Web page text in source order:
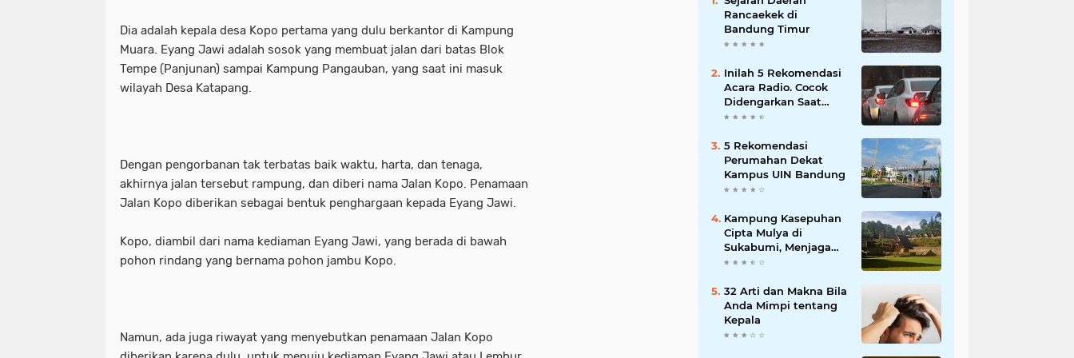
Dia adalah kepala desa Kopo pertama yang dulu berkantor di Kampung
Muara. Eyang Jawi adalah sosok yang membuat jalan dari batas Blok
Tempe (Panjunan) sampai Kampung Pangauban, yang saat ini masuk
wilayah Desa Katapang.
Dengan pengorbanan tak terbatas baik waktu, harta, dan tenaga,
akhirnya jalan tersebut rampung, dan diberi nama Jalan Kopo. Penamaan
Jalan Kopo diberikan sebagai bentuk penghargaan kepada Eyang Jawi.
Kopo, diambil dari nama kediaman Eyang Jawi, yang berada di bawah
pohon rindang yang bernama pohon jambu Kopo.
Namun, ada juga riwayat yang menyebutkan penamaan Jalan Kopo
Rancaekek di
Bandung Timur
Inilah 5 Rekomendasi
Acara Radio. Cocok
Didengarkan Saat
Macet
5 Rekomendasi
Perumahan Dekat
Kampus UIN Bandung
Kampung Kasepuhan
Cipta Mulya di
Sukabumi, Menjaga
Alam dengan Tradisi
32 Arti dan Makna Bila
Anda Mimpi tentang
Kepala